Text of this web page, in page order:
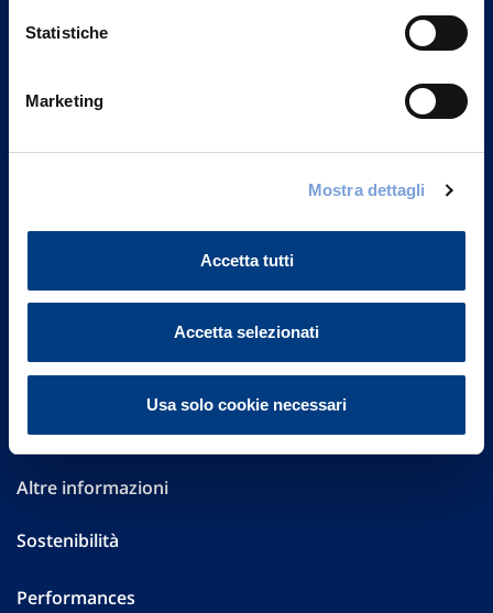
Statistiche
Marketing
Mostra dettagli
Accetta tutti
Accetta selezionati
Usa solo cookie necessari
Governance
Investor Relations
Altre informazioni
Sostenibilità
Performances